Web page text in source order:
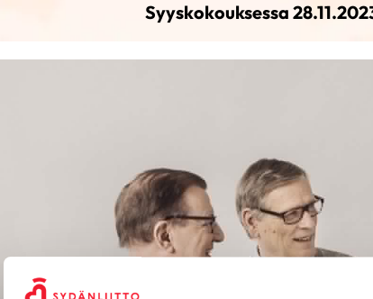
Syyskokouksessa